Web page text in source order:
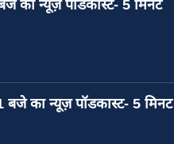
का न्यूज़ पॉडकास्ट- 5 मिनट
बजे का न्यूज़ पॉडकास्ट- 5 मिनट